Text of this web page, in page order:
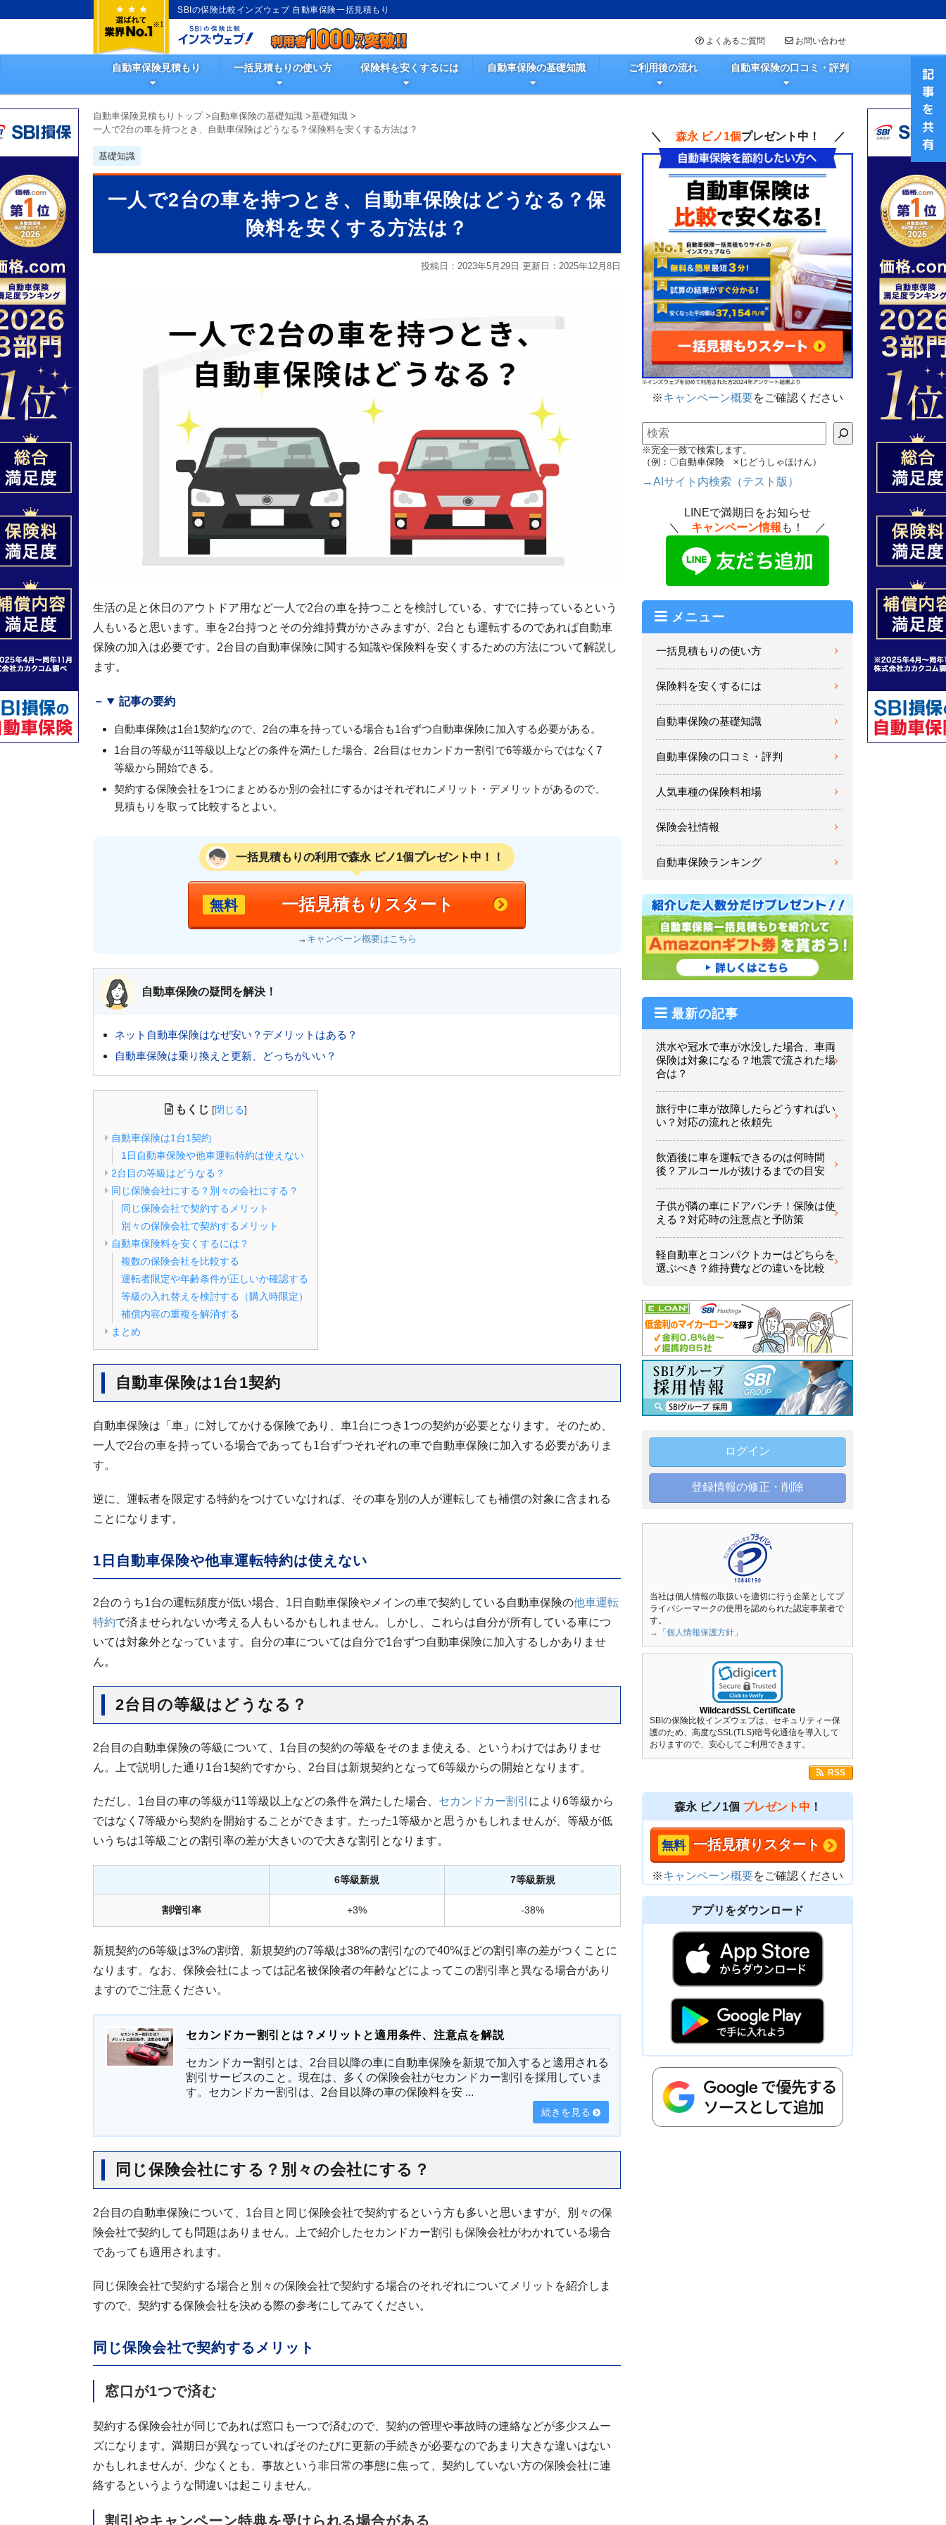
SBIの保険比較インズウェブ 自動車保険一括見積もり
よくあるご質問 お問い合わせ
自動車保険見積もり 一括見積もりの使い方 保険料を安くするには 自動車保険の基礎知識 ご利用後の流れ 自動車保険の口コミ・評判
自動車保険見積もりトップ>自動車保険の基礎知識 >基礎知識 >
一人で2台の車を持つとき、自動車保険はどうなる？保険料を安くする方法は？
基礎知識
一人で2台の車を持つとき、自動車保険はどうなる？保
険料を安くする方法は？
投稿日：2023年5月29日 更新日： 2025年12月8日
生活の足と休日のアウトドア用など一人で2台の車を持つことを検討している、すでに持っているという
人もいると思います。車を2台持つとその分維持費がかさみますが、2台とも運転するのであれば自動車
保険の加入は必要です。2台目の自動車保険に関する知識や保険料を安くするための方法について解説し
ます。
記事の要約
自動車保険は1台1契約なので、2台の車を持っている場合も1台ずつ自動車保険に加入する必要がある。
1台目の等級が11等級以上などの条件を満たした場合、2台目はセカンドカー割引で6等級からではなく7
等級から開始できる。
契約する保険会社を1つにまとめるか別の会社にするかはそれぞれにメリット・デメリットがあるので、
見積もりを取って比較するとよい。
一括見積もりの利用で森永 ピノ1個プレゼント中！！
無料 一括見積もりスタート
→ キャンペーン概要はこちら
自動車保険の疑問を解決！
ネット自動車保険はなぜ安い？デメリットはある？
自動車保険は乗り換えと更新、どっちがいい？
もくじ [閉じる]
自動車保険は1台1契約
1日自動車保険や他車運転特約は使えない
2台目の等級はどうなる？
同じ保険会社にする？別々の会社にする？
同じ保険会社で契約するメリット
別々の保険会社で契約するメリット
自動車保険料を安くするには？
複数の保険会社を比較する
運転者限定や年齢条件が正しいか確認する
等級の入れ替えを検討する（購入時限定）
補償内容の重複を解消する
まとめ
自動車保険は1台1契約
自動車保険は「車」に対してかける保険であり、車1台につき1つの契約が必要となります。そのため、
一人で2台の車を持っている場合であっても1台ずつそれぞれの車で自動車保険に加入する必要がありま
す。
逆に、運転者を限定する特約をつけていなければ、その車を別の人が運転しても補償の対象に含まれる
ことになります。
1日自動車保険や他車運転特約は使えない
2台のうち1台の運転頻度が低い場合、1日自動車保険やメインの車で契約している自動車保険の他車運転
特約で済ませられないか考える人もいるかもしれません。しかし、これらは自分が所有している車につ
いては対象外となっています。自分の車については自分で1台ずつ自動車保険に加入するしかありませ
ん。
2台目の等級はどうなる？
2台目の自動車保険の等級について、1台目の契約の等級をそのまま使える、というわけではありませ
ん。上で説明した通り1台1契約ですから、2台目は新規契約となって6等級からの開始となります。
ただし、1台目の車の等級が11等級以上などの条件を満たした場合、 セカンドカー割引 により6等級から
ではなく7等級から契約を開始することができます。たった1等級かと思うかもしれませんが、等級が低
いうちは1等級ごとの割引率の差が大きいので大きな割引となります。
6等級新規 7等級新規
割増引率 +3% -38%
新規契約の6等級は3%の割増、新規契約の7等級は38%の割引なので40%ほどの割引率の差がつくことに
なります。なお、保険会社によっては記名被保険者の年齢などによってこの割引率と異なる場合があり
ますのでご注意ください。
セカンドカー割引とは？メリットと適用条件、注意点を解説
セカンドカー割引とは、2台目以降の車に自動車保険を新規で加入すると適用される
割引サービスのこと。現在は、多くの保険会社がセカンドカー割引を採用していま
す。セカンドカー割引は、2台目以降の車の保険料を安 ...
続きを見る
同じ保険会社にする？別々の会社にする？
2台目の自動車保険について、1台目と同じ保険会社で契約するという方も多いと思いますが、別々の保
険会社で契約しても問題はありません。上で紹介したセカンドカー割引も保険会社がわかれている場合
であっても適用されます。
同じ保険会社で契約する場合と別々の保険会社で契約する場合のそれぞれについてメリットを紹介しま
すので、契約する保険会社を決める際の参考にしてみてください。
同じ保険会社で契約するメリット
窓口が1つで済む
契約する保険会社が同じであれば窓口も一つで済むので、契約の管理や事故時の連絡などが多少スムー
ズになります。満期日が異なっていればそのたびに更新の手続きが必要なのであまり大きな違いはない
かもしれませんが、少なくとも、事故という非日常の事態に焦って、契約していない方の保険会社に連
絡するというような間違いは起こりません。
割引やキャンペーン特典を受けられる場合がある
＼ 森永 ピノ1個プレゼント中！ ／
※キャンペーン概要をご確認ください
検索
※完全一致で検索します。
（例：〇自動車保険 ×じどうしゃほけん）
→AIサイト内検索（テスト版）
LINEで満期日をお知らせ
＼ キャンペーン情報 も！ ／
メニュー
一括見積もりの使い方
保険料を安くするには
自動車保険の基礎知識
自動車保険の口コミ・評判
人気車種の保険料相場
保険会社情報
自動車保険ランキング
最新の記事
洪水や冠水で車が水没した場合、車両
保険は対象になる？地震で流された場
合は？
旅行中に車が故障したらどうすればい
い？対応の流れと依頼先
飲酒後に車を運転できるのは何時間
後？アルコールが抜けるまでの目安
子供が隣の車にドアパンチ！保険は使
える？対応時の注意点と予防策
軽自動車とコンパクトカーはどちらを
選ぶべき？維持費などの違いを比較
ログイン
登録情報の修正・削除
当社は個人情報の取扱いを適切に行う企業としてプ
ライバシーマークの使用を認められた認定事業者で
す。
→「個人情報保護方針」
WildcardSSL Certificate
SBIの保険比較インズウェブは、セキュリティー保
護のため、高度なSSL(TLS)暗号化通信を導入して
おりますので、安心してご利用できます。
RSS
森永 ピノ1個 プレゼント中 ！
一括見積りスタート
※キャンペーン概要をご確認ください
アプリをダウンロード